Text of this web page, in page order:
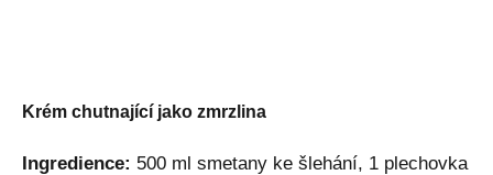
Krém chutnající jako zmrzlina
Ingredience: 500 ml smetany ke šlehání, 1 plechovka